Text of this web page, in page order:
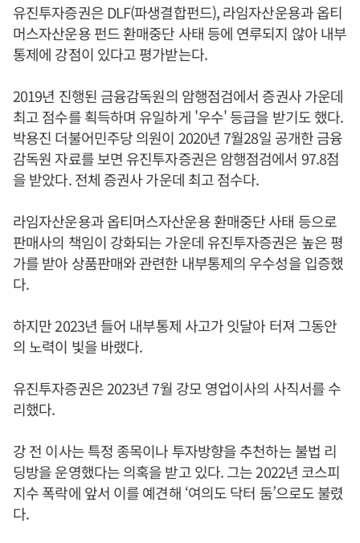
유진투자증권은 DLF(파생결합펀드), 라임자산운용과 옵티
머스자산운용 펀드 환매중단 사태 등에 연루되지 않아 내부
통제에 강점이 있다고 평가받는다.
2019년 진행된 금융감독원의 암행점검에서 증권사 가운데
최고 점수를 획득하며 유일하게 '우수' 등급을 받기도 했다.
박용진 더불어민주당 의원이 2020년 7월28일 공개한 금융
감독원 자료를 보면 유진투자증권은 암행점검에서 97.8점
을 받았다. 전체 증권사 가운데 최고 점수다.
라임자산운용과 옵티머스자산운용 환매중단 사태 등으로
판매사의 책임이 강화되는 가운데 유진투자증권은 높은 평
가를 받아 상품판매와 관련한 내부통제의 우수성을 입증했
다.
하지만 2023년 들어 내부통제 사고가 잇달아 터져 그동안
의 노력이 빛을 바랬다.
유진투자증권은 2023년 7월 강모 영업이사의 사직서를 수
리했다.
강 전 이사는 특정 종목이나 투자방향을 추천하는 불법 리
딩방을 운영했다는 의혹을 받고 있다. 그는 2022년 코스피
지수 폭락에 앞서 이를 예견해 ‘여의도 닥터 둠’으로도 불렸
다.